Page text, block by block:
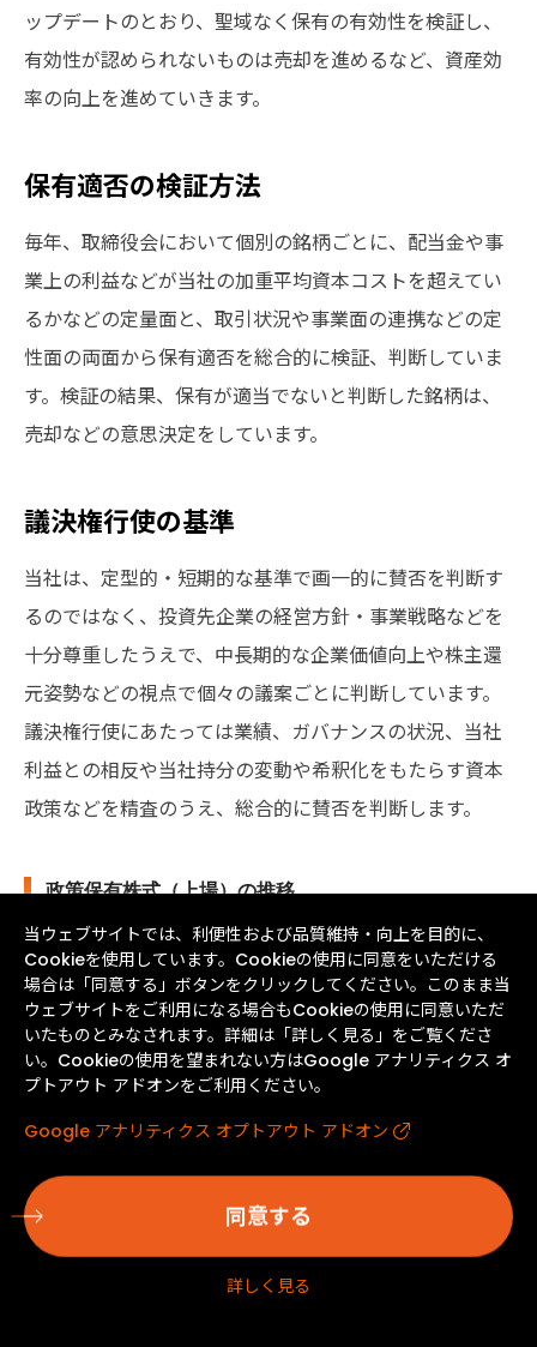
ップデートのとおり、聖域なく保有の有効性を検証し、
有効性が認められないものは売却を進めるなど、資産効
率の向上を進めていきます。
保有適否の検証方法
毎年、取締役会において個別の銘柄ごとに、配当金や事
業上の利益などが当社の加重平均資本コストを超えてい
るかなどの定量面と、取引状況や事業面の連携などの定
性面の両面から保有適否を総合的に検証、判断していま
す。検証の結果、保有が適当でないと判断した銘柄は、
売却などの意思決定をしています。
議決権行使の基準
当社は、定型的・短期的な基準で画一的に賛否を判断す
るのではなく、投資先企業の経営方針・事業戦略などを
十分尊重したうえで、中長期的な企業価値向上や株主還
元姿勢などの視点で個々の議案ごとに判断しています。
議決権行使にあたっては業績、ガバナンスの状況、当社
利益との相反や当社持分の変動や希釈化をもたらす資本
政策などを精査のうえ、総合的に賛否を判断します。
政策保有株式（上場）の推移
当ウェブサイトでは、利便性および品質維持・向上を目的に、
Cookieを使用しています。Cookieの使用に同意をいただける
場合は「同意する」ボタンをクリックしてください。このまま当
ウェブサイトをご利用になる場合もCookieの使用に同意いただ
いたものとみなされます。詳細は「詳しく見る」をご覧くださ
い。Cookieの使用を望まれない方はGoogle アナリティクス オ
プトアウト アドオンをご利用ください。
Google アナリティクス オプトアウト アドオン
同意する
詳しく見る